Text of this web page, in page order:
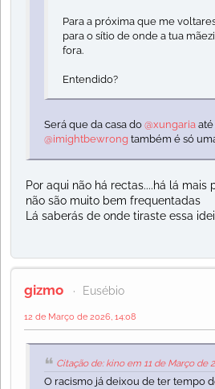
Para a próxima que me
para o sítio de onde a tua
fora.
Entendido?
Será que da casa do@xungaria até
@imightbewrong também é só
Por aqui não há rectas....há lá mais
não são muito bem frequentadas
Lá saberás de onde tiraste essa
gizmo Eusébio
12 de Março de 2026, 14:08
Citação de: kino em 11 de Março de
O racismo já deixou de ter tempo